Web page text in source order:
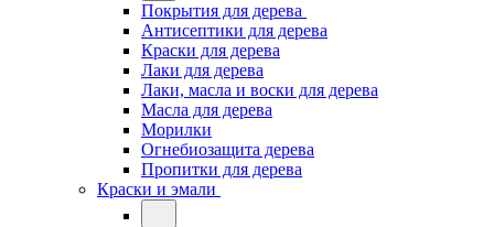
Покрытия для дерева
Антисептики для дерева
Краски для дерева
Лаки для дерева
Лаки, масла и воски для дерева
Масла для дерева
Морилки
Огнебиозащита дерева
Пропитки для дерева
Краски и эмали